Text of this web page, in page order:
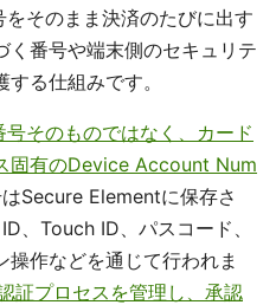
そのまま決済のたびに出す
く番号や端末側のセキュリテ
る仕組みです。
そのものではなく、カード
固有のDevice Account Num
Secure Elementに保存さ
、Touch ID、パスコード、
作などを通じて行われま
証プロセスを管理し、承認